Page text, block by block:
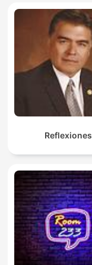
Reflexiones